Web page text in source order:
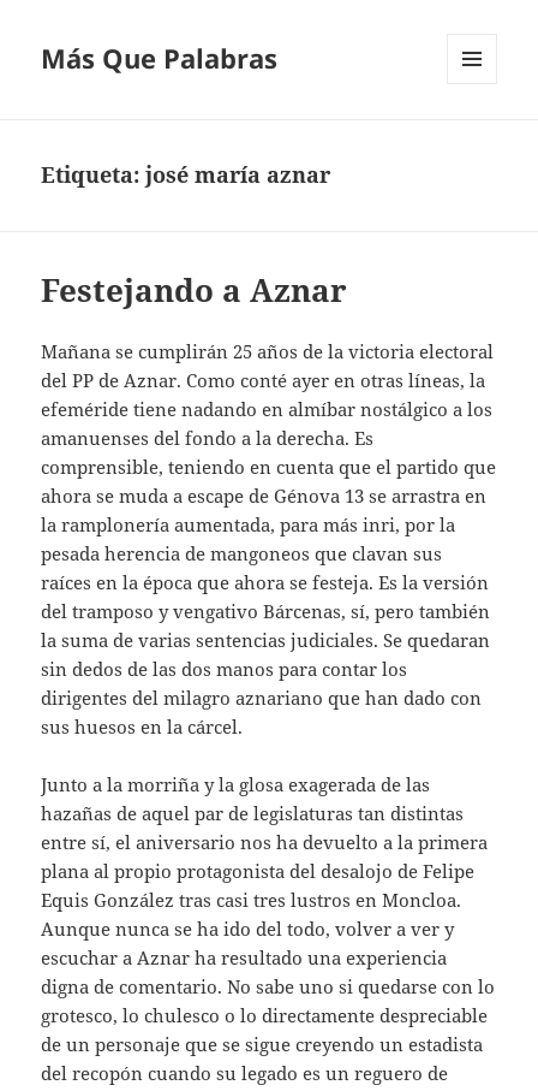
Más Que Palabras
Etiqueta:josé maría aznar
Festejando a Aznar
Mañana se cumplirán 25 años de la victoria electoral
del PP de Aznar. Como conté ayer en otras líneas, la
efeméride tiene nadando en almíbar nostálgico a los
amanuenses del fondo a la derecha. Es
comprensible, teniendo en cuenta que el partido que
ahora se muda a escape de Génova 13 se arrastra en
la ramplonería aumentada, para más inri, por la
pesada herencia de mangoneos que clavan sus
raíces en la época que ahora se festeja. Es la versión
del tramposo y vengativo Bárcenas, sí, pero también
la suma de varias sentencias judiciales. Se quedaran
sin dedos de las dos manos para contar los
dirigentes del milagro aznariano que han dado con
sus huesos en la cárcel.
Junto a la morriña y la glosa exagerada de las
hazañas de aquel par de legislaturas tan distintas
entre sí, el aniversario nos ha devuelto a la primera
plana al propio protagonista del desalojo de Felipe
Equis González tras casi tres lustros en Moncloa.
Aunque nunca se ha ido del todo, volver a ver y
escuchar a Aznar ha resultado una experiencia
digna de comentario. No sabe uno si quedarse con lo
grotesco, lo chulesco o lo directamente despreciable
de un personaje que se sigue creyendo un estadista
del recopón cuando su legado es un reguero de